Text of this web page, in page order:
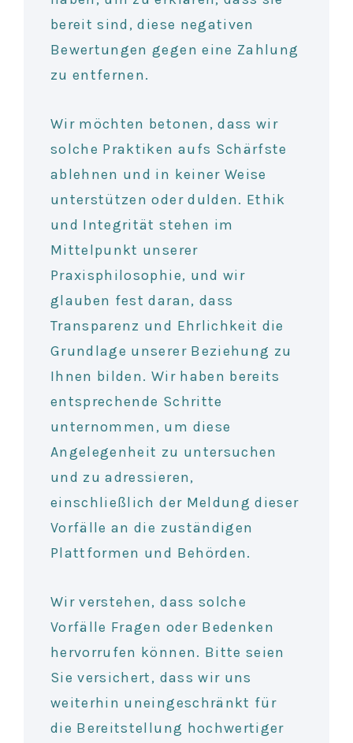
bereit sind, diese negativen
Bewertungen gegen eine Zahlung
zu entfernen.
Wir möchten betonen, dass wir
solche Praktiken aufs Schärfste
ablehnen und in keiner Weise
unterstützen oder dulden. Ethik
und Integrität stehen im
Mittelpunkt unserer
Praxisphilosophie, und wir
glauben fest daran, dass
Transparenz und Ehrlichkeit die
Grundlage unserer Beziehung zu
Ihnen bilden. Wir haben bereits
entsprechende Schritte
unternommen, um diese
Angelegenheit zu untersuchen
und zu adressieren,
einschließlich der Meldung dieser
Vorfälle an die zuständigen
Plattformen und Behörden.
Wir verstehen, dass solche
Vorfälle Fragen oder Bedenken
hervorrufen können. Bitte seien
Sie versichert, dass wir uns
weiterhin uneingeschränkt für
die Bereitstellung hochwertiger